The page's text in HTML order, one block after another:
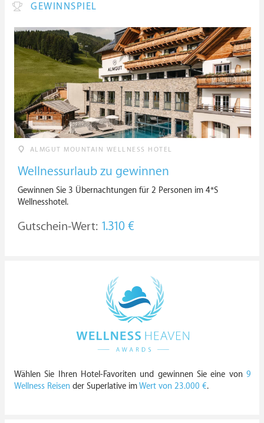
GEWINNSPIEL
ALMGUT MOUNTAIN WELLNESS HOTEL
Wellnessurlaub zu gewinnen
Gewinnen Sie 3 Übernachtungen für 2 Personen im 4*S
Wellnesshotel.
Gutschein-Wert: 1.310 €
Wählen Sie Ihren Hotel-Favoriten und gewinnen Sie eine von 9
Wellness Reisen der Superlative imWert von 23.000 €.